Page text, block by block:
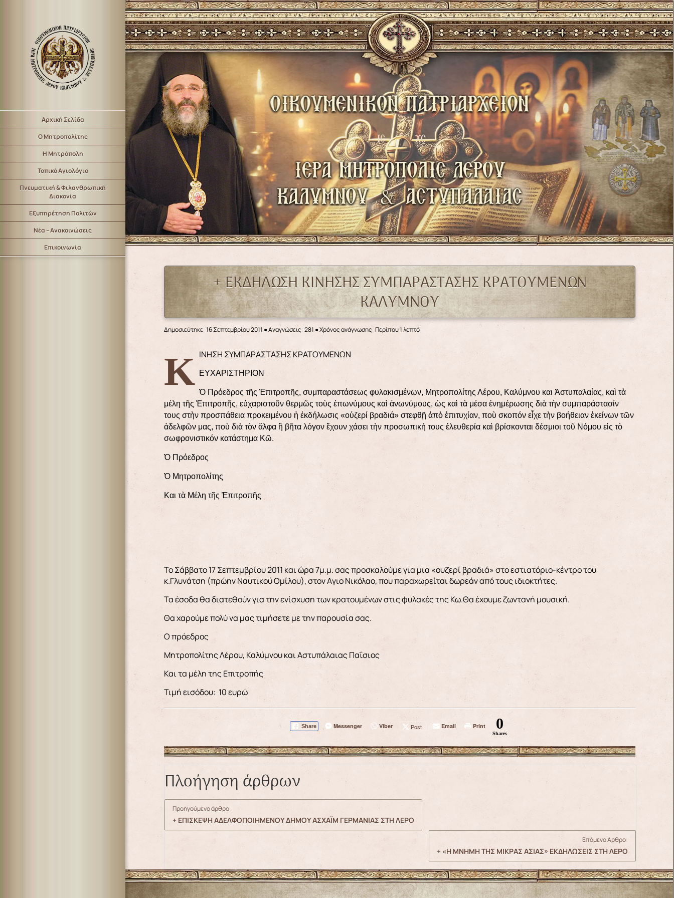
Αρχική Σελίδα
Ο Μητροπολίτης
Η Μητρόπολη
Τοπικό Αγιολόγιο
Πνευματική & Φιλανθρωπική
Διακονία
Εξυπηρέτηση Πολιτών
Νέα – Ανακοινώσεις
Επικοινωνία
+ ΕΚΔΗΛΩΣΗ ΚΙΝΗΣΗΣ ΣΥΜΠΑΡΑΣΤΑΣΗΣ ΚΡΑΤΟΥΜΕΝΩΝ
ΚΑΛΥΜΝΟΥ
Δημοσιεύτηκε: 16 Σεπτεμβρίου 2011 ●Αναγνώσεις: 281 ● Χρόνος ανάγνωσης: Περίπου 1 λεπτό
ΚΙΝΗΣΗ ΣΥΜΠΑΡΑΣΤΑΣΗΣ ΚΡΑΤΟΥΜΕΝΩΝ
ΕΥΧΑΡΙΣΤΗΡΙΟΝ
Ὁ Πρόεδρος τῆς Ἐπιτροπῆς, συμπαραστάσεως φυλακισμένων, Μητροπολίτης Λέρου, Καλύμνου και Ἀστυπαλαίας, καὶ τὰ
μέλη τῆς Ἐπιτροπῆς, εὐχαριστοῦν θερμῶς τοὺς ἐπωνύμους καὶ ἀνωνύμους, ὡς καὶ τὰ μέσα ἐνημέρωσης διὰ τὴν συμπαράστασίν
τους στὴν προσπάθεια προκειμένου ἡ ἐκδήλωσις «οὐζερί βραδιά» στεφθῇ ἀπὸ ἐπιτυχίαν, ποὺ σκοπόν εἶχε τὴν βοήθειαν ἐκείνων τῶν
ἀδελφῶν μας, ποὺ διὰ τὸν ἄλφα ἢ βῆτα λόγον ἔχουν χάσει τὴν προσωπική τους ἐλευθερία καὶ βρίσκονται δέσμιοι τοῦ Νόμου εὶς τὸ
σωφρονιστικόν κατάστημα Κῶ.
Ὁ Πρόεδρος
Ὁ Μητροπολίτης
Και τὰ Μέλη τῆς Ἐπιτροπῆς
Το Σάββατο 17 Σεπτεμβρίου 2011 και ώρα 7μ.μ. σας προσκαλούμε για μια «ουζερί βραδιά» στο εστιατόριο-κέντρο του
κ.Γλυνάτση (πρώην Ναυτικού Ομίλου), στον Aγιο Νικόλαο, που παραχωρείται δωρεάν από τους ιδιοκτήτες.
Τα έσοδα θα διατεθούν για την ενίσχυση των κρατουμένων στις φυλακές της Κω.Θα έχουμε ζωντανή μουσική.
Θα χαρούμε πολύ να μας τιμήσετε με την παρουσία σας.
Ο πρόεδρος
Μητροπολίτης Λέρου, Καλύμνου και Αστυπάλαιας Παΐσιος
Και τα μέλη της Επιτροπής
Τιμή εισόδου: 10 ευρώ
Share Messenger Viber Post Email Print 0
Shares
Πλοήγηση άρθρων
Προηγούμενο άρθρο:
+ ΕΠΙΣΚΕΨΗ ΑΔΕΛΦΟΠΟΙΗΜΕΝΟΥ ΔΗΜΟΥ ΑΣΧΑΪΜ ΓΕΡΜΑΝΙΑΣ ΣΤΗ ΛΕΡΟ
Επόμενο Άρθρο:
+ «Η ΜΝΗΜΗ ΤΗΣ ΜΙΚΡΑΣ ΑΣΙΑΣ» ΕΚΔΗΛΩΣΕΙΣ ΣΤΗ ΛΕΡΟ